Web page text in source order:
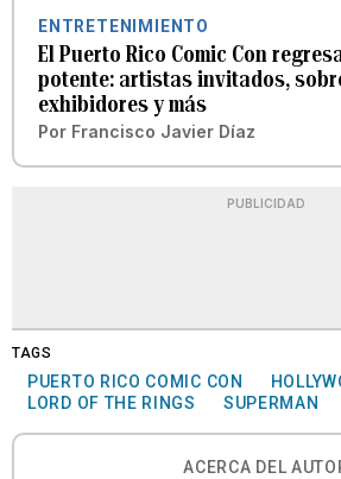
ENTRETENIMIENTO
El Puerto Rico Comic Con
potente: artistas invitados,
exhibidores y más
Por Francisco Javier Díaz
PUBLICIDAD
TAGS
PUERTO RICO COMIC CON
LORD OF THE RINGS
SUPERMAN
ACERCA DEL